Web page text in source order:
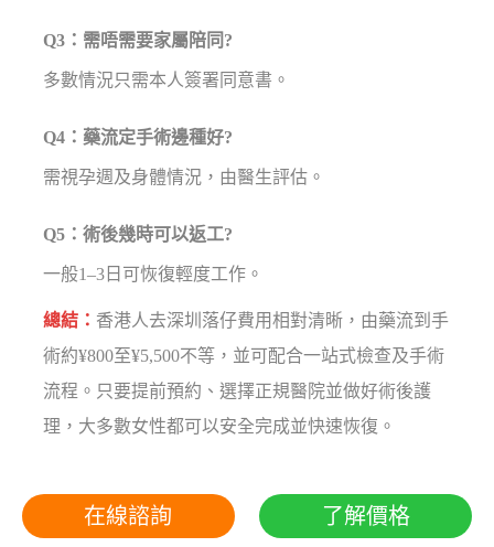
Q3：需唔需要家屬陪同?
多數情況只需本人簽署同意書。
Q4：藥流定手術邊種好?
需視孕週及身體情況，由醫生評估。
Q5：術後幾時可以返工?
一般1–3日可恢復輕度工作。
總結： 香港人去深圳落仔費用相對清晰，由藥流到手
術約¥800至¥5,500不等，並可配合一站式檢查及手術
流程。只要提前預約、選擇正規醫院並做好術後護
理，大多數女性都可以安全完成並快速恢復。
在線諮詢 了解價格